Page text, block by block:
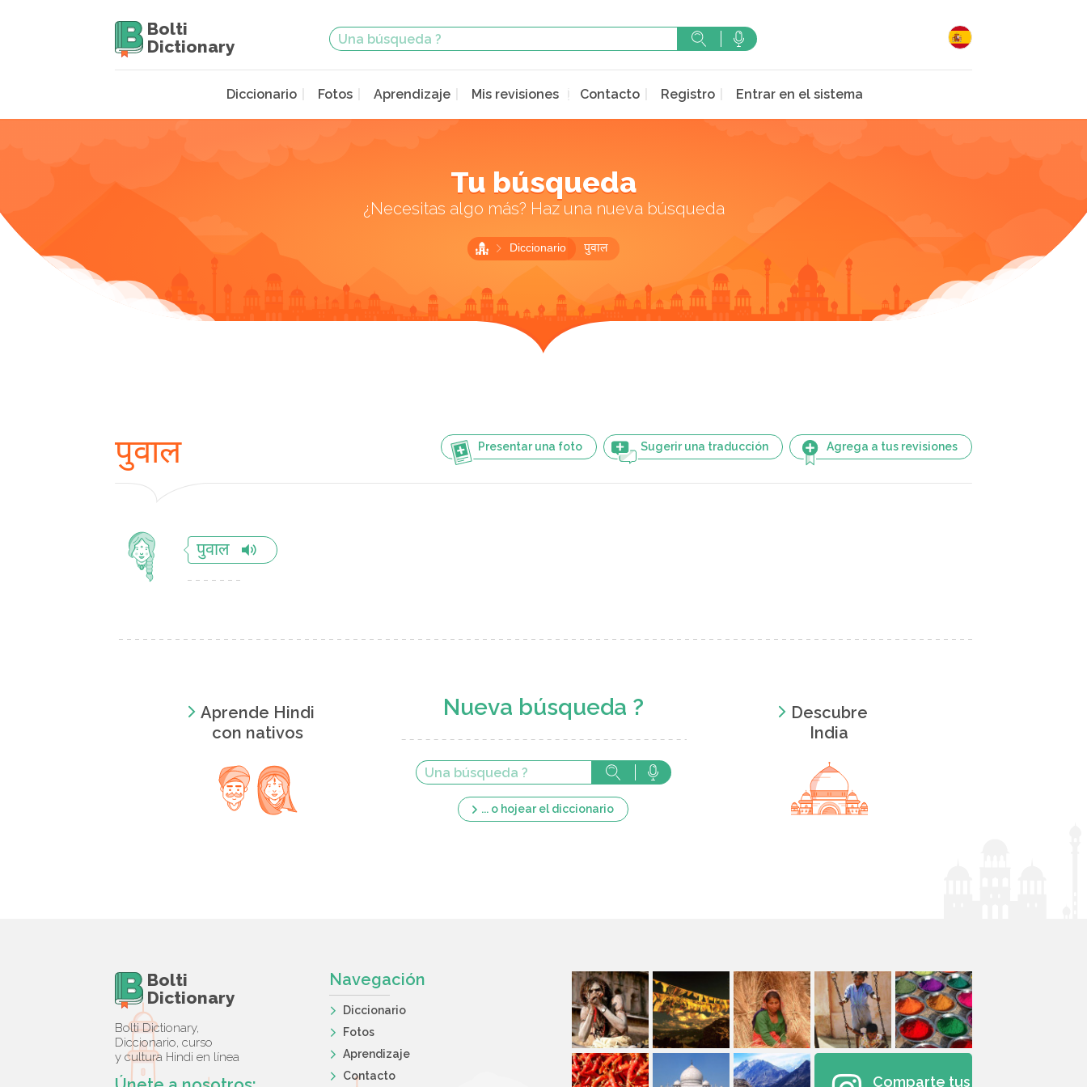
Bolti
Dictionary
Diccionario Fotos Aprendizaje Mis revisiones Contacto Registro Entrar en el sistema
Tu búsqueda
¿Necesitas algo más? Haz una nueva búsqueda
Diccionario पुवाल
Presentar una foto Sugerir una traducción Agrega a tus revisiones
पुवाल
पुवाल
Aprende Hindi
con nativos
Nueva búsqueda ?
... o hojear el diccionario
Descubre
India
Bolti
Dictionary
Bolti Dictionary,
Diccionario, curso
y cultura Hindi en línea
Navegación
Diccionario
Fotos
Aprendizaje
Contacto
Comparte tus